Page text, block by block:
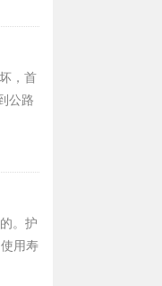
，首
公路
。护
用寿